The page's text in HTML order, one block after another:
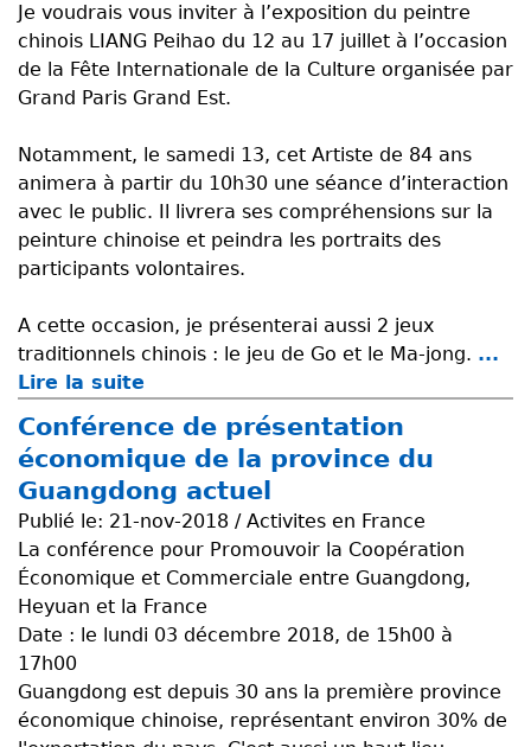
t
i
o
n
e
a
d
é
é
g
n
d
e
l
a
m
n
i
Je voudrais vous inviter à l’exposition du peintre
chinois LIANG Peihao du 12 au 17 juillet à l’occasion
de la Fête Internationale de la Culture organisée par
Grand Paris Grand Est.
Notamment, le samedi 13, cet Artiste de 84 ans
animera à partir du 10h30 une séance d’interaction
avec le public. Il livrera ses compréhensions sur la
peinture chinoise et peindra les portraits des
participants volontaires.
A cette occasion, je présenterai aussi 2 jeux
traditionnels chinois : le jeu de Go et le Ma-jong. ...
Lire la suite
E
x
p
o
s
i
t
i
n
d
Conférence de présentation
économique de la province du
Guangdong actuel
Publié le: 21-nov-2018 / Activites en France
La conférence pour Promouvoir la Coopération
Économique et Commerciale entre Guangdong,
Heyuan et la France
Date : le lundi 03 décembre 2018, de 15h00 à
17h00
Guangdong est depuis 30 ans la première province
économique chinoise, représentant environ 30% de